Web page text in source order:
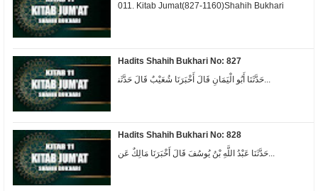
011. Kitab Jumat(827-1160)Shahih Bukhari
Hadits Shahih Bukhari No: 827
ﺣَﺪَّﺛَﻨَﺎ ﺃَﺑُﻮ ﺍﻟْﻴَﻤَﺎﻥِ ﻗَﺎﻝَ ﺃَﺧْﺒَﺮَﻧَﺎ ﺷُﻌَﻴْﺐٌ ﻗَﺎﻝَ ﺣَﺪَّﺛَﻨ...
Hadits Shahih Bukhari No: 828
حَدَّثَنَا عَبْدُ اللَّهِ بْنُ يُوسُفَ قَالَ أَخْبَرَنَا مَالِكٌ عَن...